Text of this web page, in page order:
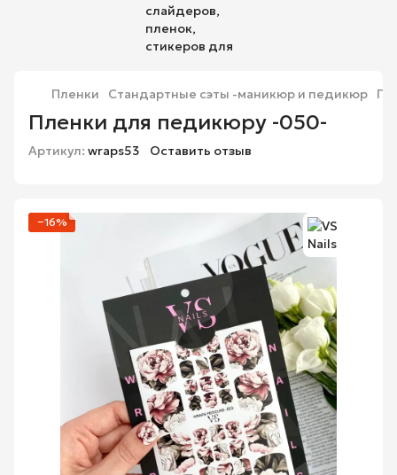
Пленки Стандартные сэты -маникюр и педикюр
Пленки для педикюру -050-
Артикул: wraps53 Оставить отзыв
−16%